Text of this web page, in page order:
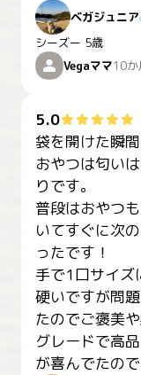
ベガジュニア
シーズー 5歳
Vegaママ10か
5.0
袋を開けた瞬
おやつは匂い
りです。
普段はおやつ
いてすぐに次
ったです！
手で1口サイズ
硬いですが問
たのでご褒美
グレードで高
が喜んでたの